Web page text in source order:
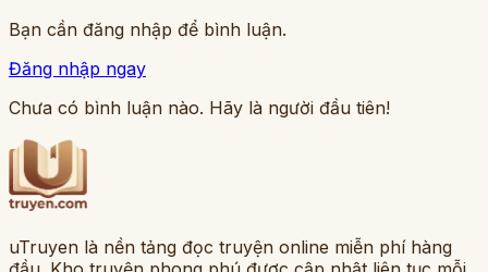
Bạn cần đăng nhập để bình luận.
Đăng nhập ngay
Chưa có bình luận nào. Hãy là người đầu tiên!
uTruyen là nền tảng đọc truyện online miễn phí hàng